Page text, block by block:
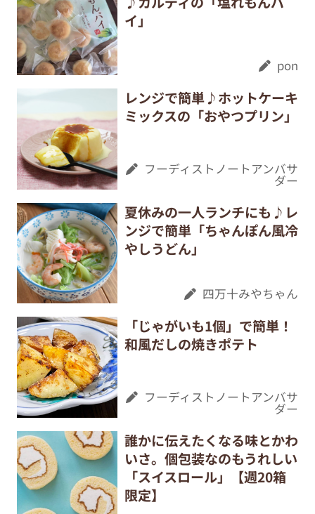
イ」
pon
レンジで簡単♪ホットケーキ
ミックスの「おやつプリン」
フーディストノートアンバサ
ダー
夏休みの一人ランチにも♪レ
ンジで簡単「ちゃんぽん風冷
やしうどん」
四万十みやちゃん
「じゃがいも1個」で簡単！
和風だしの焼きポテト
フーディストノートアンバサ
ダー
誰かに伝えたくなる味とかわ
いさ。個包装なのもうれしい
「スイスロール」【週20箱
限定】